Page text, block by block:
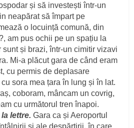
și să investești într-un
neapărat să împart pe
o locuință comună, din
am pus ochii pe un spațiu la
sunt și brazi, într-un cimitir vizavi
Mi-a plăcut gara de când eram
cu permis de deplasare
sora mea țara în lung și în lat.
coboram, mâncam un covrig,
cu următorul tren înapoi.
lettre. Gara ca și Aeroportul
și ale despărțirii,în care